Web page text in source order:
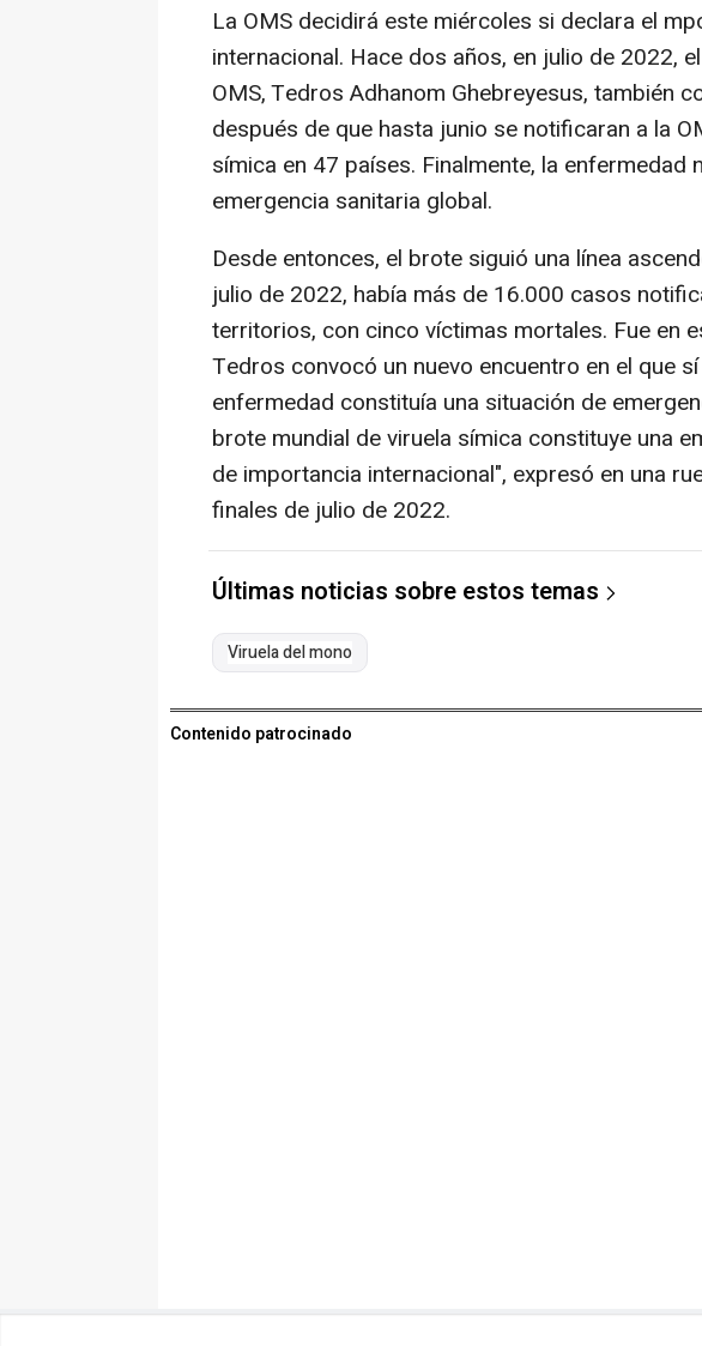
La OMS decidirá este miércoles si declara el
internacional. Hace dos años, en julio de 2022,
OMS, Tedros Adhanom Ghebreyesus, también
después de que hasta junio se notificaran a la
símica en 47 países. Finalmente, la enfermedad
emergencia sanitaria global.
Desde entonces, el brote siguió una línea
julio de 2022, había más de 16.000 casos
territorios, con cinco víctimas mortales. Fue en
Tedros convocó un nuevo encuentro en el que
enfermedad constituía una situación de
brote mundial de viruela símica constituye una
de importancia internacional", expresó en una
finales de julio de 2022.
Últimas noticias sobre estos temas
Viruela del mono
Contenido patrocinado